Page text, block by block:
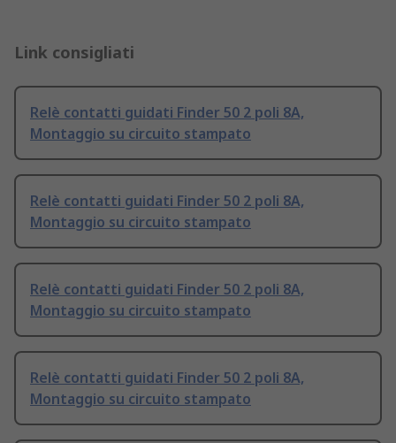
Link consigliati
Relè contatti guidati Finder 50 2 poli 8A,
Montaggio su circuito stampato
Relè contatti guidati Finder 50 2 poli 8A,
Montaggio su circuito stampato
Relè contatti guidati Finder 50 2 poli 8A,
Montaggio su circuito stampato
Relè contatti guidati Finder 50 2 poli 8A,
Montaggio su circuito stampato